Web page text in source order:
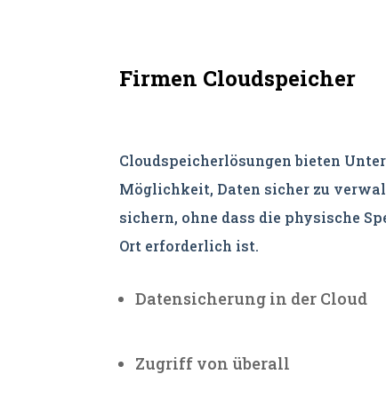
Firmen Cloudspeicher
Cloudspeicherlösungen bieten
Möglichkeit, Daten sicher zu
sichern, ohne dass die physische
Ort erforderlich ist.
Datensicherung in der Cloud
Zugriff von überall